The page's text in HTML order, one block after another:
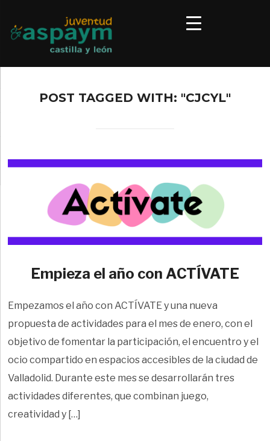
POST TAGGED WITH: "CJCYL"
Empieza el año con ACTÍVATE
Empezamos el año con ACTÍVATE y una nueva
propuesta de actividades para el mes de enero, con el
objetivo de fomentar la participación, el encuentro y el
ocio compartido en espacios accesibles de la ciudad de
Valladolid. Durante este mes se desarrollarán tres
actividades diferentes, que combinan juego,
creatividad y […]